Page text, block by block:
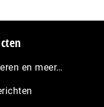
en meer…